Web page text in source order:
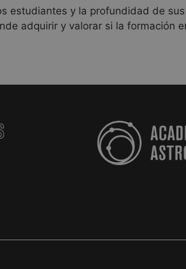
estudiantes y la profundidad de
adquirir y valorar si la formación